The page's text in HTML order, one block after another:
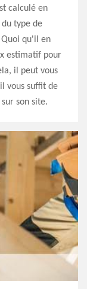
calculé en
type de
qu'il en
estimatif pour
il peut vous
vous suffit de
son site.